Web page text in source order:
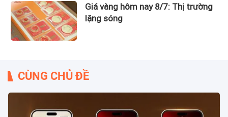
Giá vàng hôm nay 8/7: Thị trường
lặng sóng
CÙNG CHỦ ĐỀ